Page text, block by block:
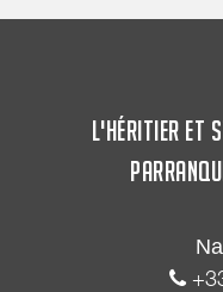
L'HÉRITIER ET